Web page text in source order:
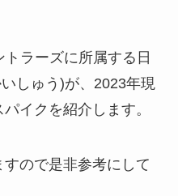
ラーズに所属する日
しゅう)が、2023年現
イクを紹介します。
ので是非参考にして